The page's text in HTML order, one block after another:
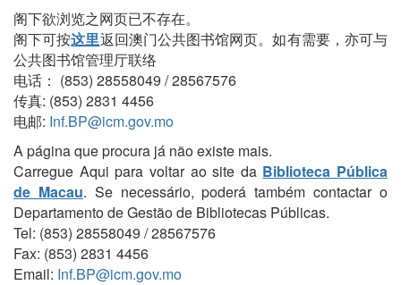
阁下欲浏览之网页已不存在。
阁下可按这里返回澳门公共图书馆网页。如有需要，亦可与
公共图书馆管理厅联络
电话： (853) 28558049 / 28567576
传真: (853) 2831 4456
电邮: Inf.BP@icm.gov.mo
A página que procura já não existe mais.
Carregue Aqui para voltar ao site da Biblioteca Pública
de Macau. Se necessário, poderá também contactar o
Departamento de Gestão de Bibliotecas Públicas.
Tel: (853) 28558049 / 28567576
Fax: (853) 2831 4456
Email: Inf.BP@icm.gov.mo